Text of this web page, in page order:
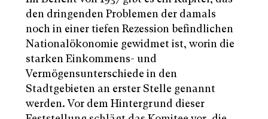
den dringenden Problemen der damals
noch in einer tiefen Rezession befindlichen
Nationalökonomie gewidmet ist, worin die
starken Einkommens- und
Vermögensunterschiede in den
Stadtgebieten an erster Stelle genannt
werden. Vor dem Hintergrund dieser